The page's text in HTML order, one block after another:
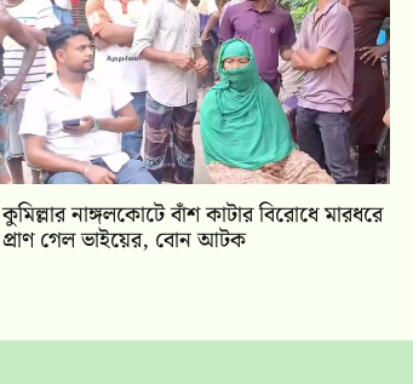
কুমিল্লার নাঙ্গলকোটে বাঁশ কাটার বিরোধে মারধরে
প্রাণ গেল ভাইয়ের, বোন আটক